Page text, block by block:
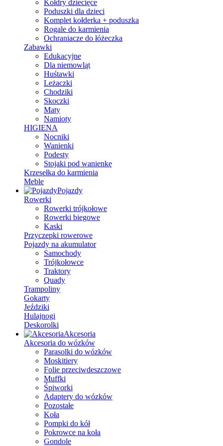
Kołdry dziecięce
Poduszki dla dzieci
Komplet kołderka + poduszka
Rogale do karmienia
Ochraniacze do łóżeczka
Zabawki
Edukacyjne
Dla niemowląt
Huśtawki
Leżaczki
Chodziki
Skoczki
Maty
Namioty
HIGIENA
Nocniki
Wanienki
Podesty
Stojaki pod wanienkę
Krzesełka do karmienia
Meble
Pojazdy
Rowerki
Rowerki trójkołowe
Rowerki biegowe
Kaski
Przyczepki rowerowe
Pojazdy na akumulator
Samochody
Trójkołowce
Traktory
Quady
Trampoliny
Gokarty
Jeździki
Hulajnogi
Deskorolki
Akcesoria
Akcesoria do wózków
Parasolki do wózków
Moskitiery
Folie przeciwdeszczowe
Muffki
Śpiworki
Adaptery do wózków
Pozostałe
Koła
Pompki do kół
Pokrowce na koła
Gondole